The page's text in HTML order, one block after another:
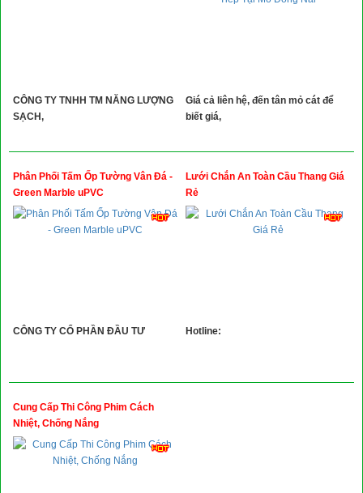
CÔNG TY TNHH TM NĂNG LƯỢNG
SẠCH,
Giá cả liên hệ, đến tân mỏ cát để
biết giá,
Phân Phối Tấm Ốp Tường Vân Đá -
Green Marble uPVC
CÔNG TY CỔ PHẦN ĐẦU TƯ
Lưới Chắn An Toàn Cầu Thang Giá
Rẻ
Hotline:
Cung Cấp Thi Công Phim Cách
Nhiệt, Chống Nắng